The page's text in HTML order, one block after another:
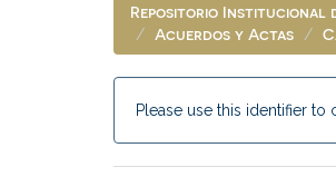
Repositorio Institucional
Acuerdos y Actas
Please use this identifier to